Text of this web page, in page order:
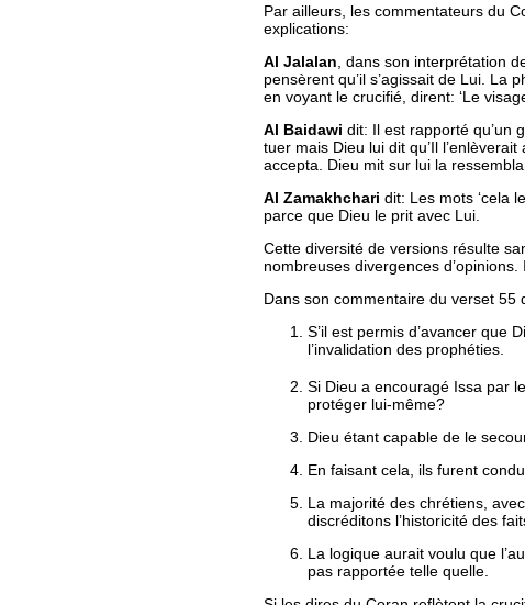
Par ailleurs, les commentateurs du
explications:
Al Jalalan , dans son interprétation
pensèrent qu’il s’agissait de Lui. La
en voyant le crucifié, dirent: ‘Le
Al Baidawi dit: Il est rapporté qu’un
tuer mais Dieu lui dit qu’Il
accepta. Dieu mit sur lui la
Al Zamakhchari dit: Les mots ‘cela
parce que Dieu le prit avec Lui
Cette diversité de versions résulte
nombreuses divergences
Dans son commentaire du verset
S’il est permis d’avancer que
l’invalidation des prophéties.
Si Dieu a encouragé Issa par
protéger lui-même?
Dieu étant capable de le
En faisant cela, ils furent
La majorité des chrétiens,
discréditons l’historicité des
La logique aurait voulu que
pas rapportée telle quelle.